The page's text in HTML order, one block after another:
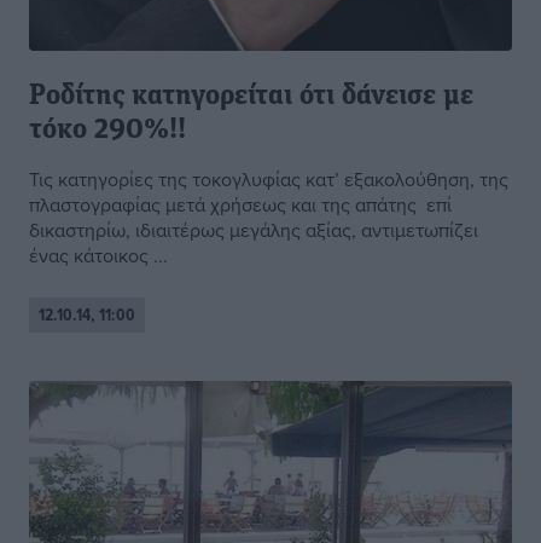
Ροδίτης κατηγορείται ότι δάνεισε με
τόκο 290%!!
Τις κατηγορίες της τοκογλυφίας κατ’ εξακολούθηση, της
πλαστογραφίας μετά χρήσεως και της απάτης επί
δικαστηρίω, ιδιαιτέρως μεγάλης αξίας, αντιμετωπίζει
ένας κάτοικος ...
12.10.14, 11:00